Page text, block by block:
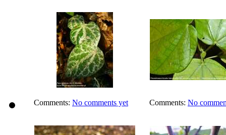
Comments: No comments yet Comments: No